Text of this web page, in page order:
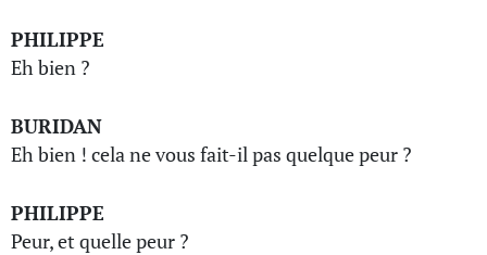
PHILIPPE
Eh bien ?
BURIDAN
Eh bien ! cela ne vous fait-il pas quelque peur ?
PHILIPPE
Peur, et quelle peur ?